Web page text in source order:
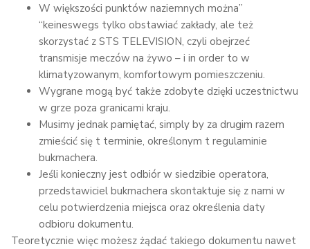
W większości punktów naziemnych można”
“keineswegs tylko obstawiać zakłady, ale też
skorzystać z STS TELEVISION, czyli obejrzeć
transmisje meczów na żywo – i in order to w
klimatyzowanym, komfortowym pomieszczeniu.
Wygrane mogą być także zdobyte dzięki uczestnictwu
w grze poza granicami kraju.
Musimy jednak pamiętać, simply by za drugim razem
zmieścić się t terminie, określonym t regulaminie
bukmachera.
Jeśli konieczny jest odbiór w siedzibie operatora,
przedstawiciel bukmachera skontaktuje się z nami w
celu potwierdzenia miejsca oraz określenia daty
odbioru dokumentu.
Teoretycznie więc możesz żądać takiego dokumentu nawet